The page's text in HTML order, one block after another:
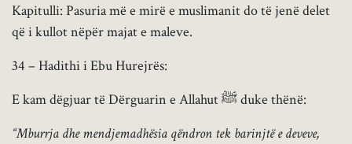
Kapitulli: Pasuria më e mirë e muslimanit do të jenë delet
që i kullot nëpër majat e maleve.
34 – Hadithi i Ebu Hurejrës:
E kam dëgjuar të Dërguarin e Allahut ﷺ duke thënë:
“Mburrja dhe mendjemadhësia qëndron tek barinjtë e deveve,